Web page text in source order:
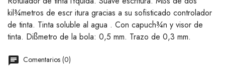
kil¾metros de escr itura gracias a su sofisticado controlador
de tinta. Tinta soluble al agua . Con capuch¾n y visor de
tinta. Dißmetro de la bola: 0,5 mm. Trazo de 0,3 mm.
Comentarios (0)